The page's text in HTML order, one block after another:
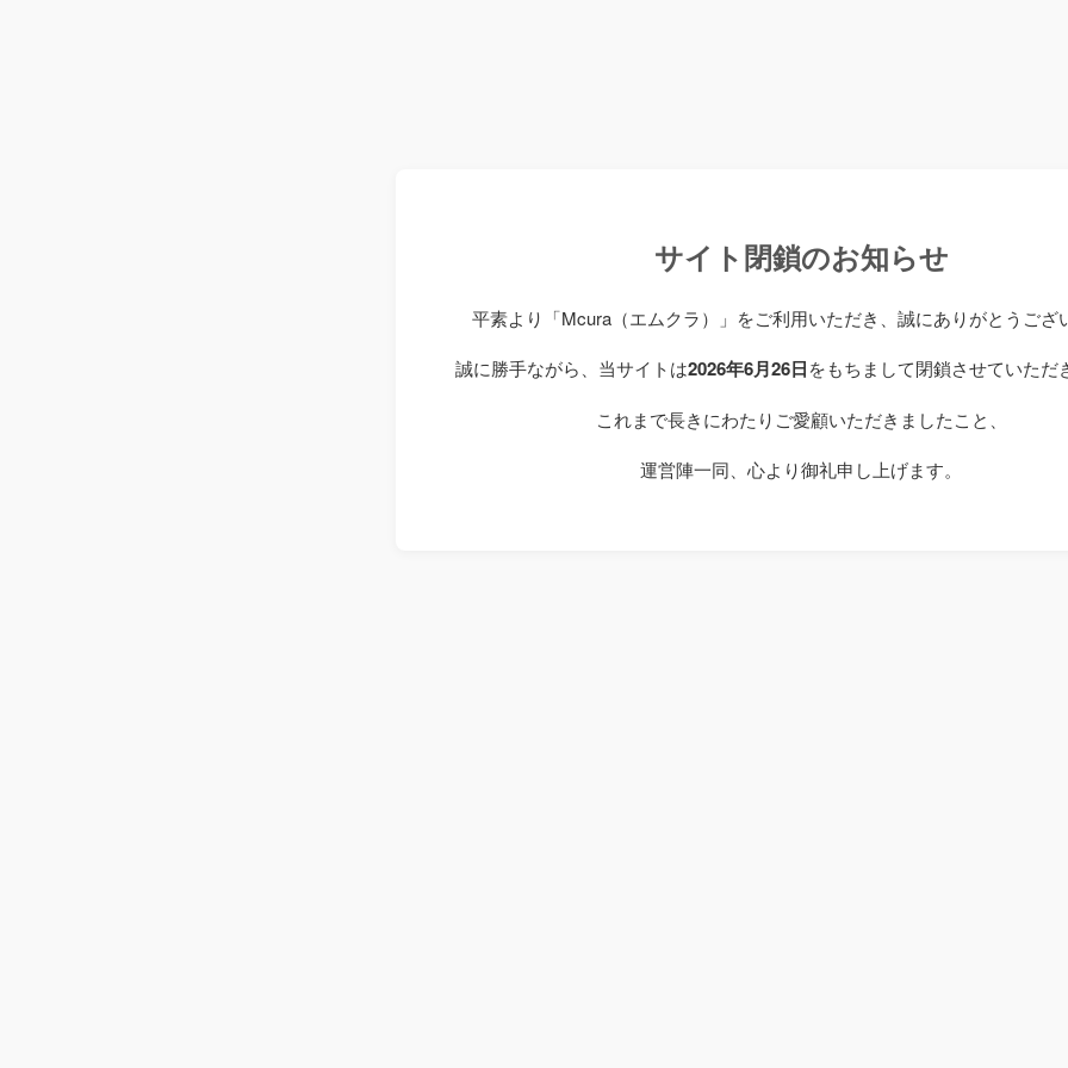
サイト閉鎖のお知らせ
平素より「Mcura（エムクラ）」をご利用いただき、誠にありがとうござ
誠に勝手ながら、当サイトは2026年6月26日をもちまして閉鎖させていただ
これまで長きにわたりご愛顧いただきましたこと、
運営陣一同、心より御礼申し上げます。